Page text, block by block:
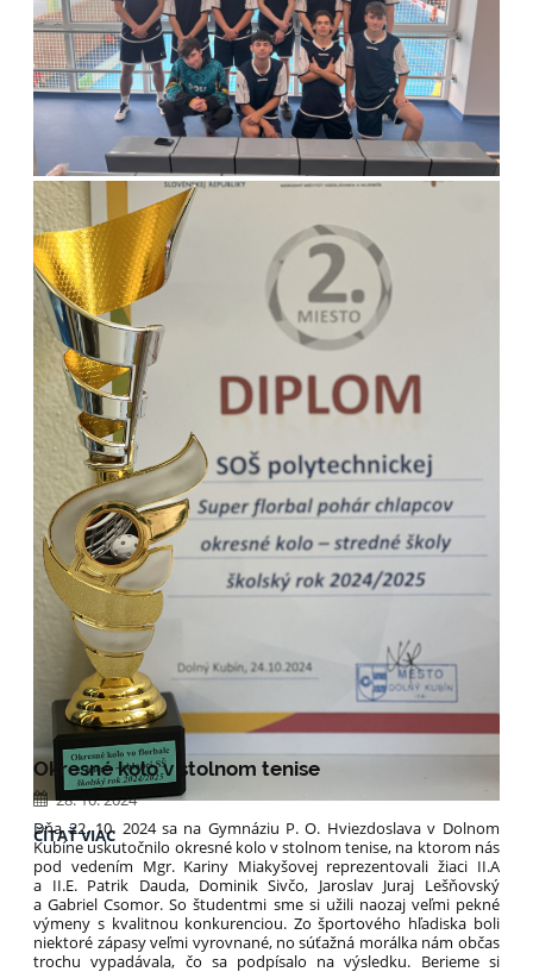
SUPER
FLORBAL
POHÁR
CHLAPCOV
STREDNÝCH
ŠKÔL
:
ČÍTAŤ VIAC
Okresné kolo v stolnom tenise
28. 10. 2024
Dňa 22. 10. 2024 sa na Gymnáziu P. O. Hviezdoslava v Dolnom
Kubíne uskutočnilo okresné kolo v stolnom tenise, na ktorom nás
pod vedením Mgr. Kariny Miakyšovej reprezentovali žiaci II.A
a II.E. Patrik Dauda, Dominik Sivčo, Jaroslav Juraj Lešňovský
a Gabriel Csomor. So študentmi sme si užili naozaj veľmi pekné
výmeny s kvalitnou konkurenciou. Zo športového hľadiska boli
niektoré zápasy veľmi vyrovnané, no súťažná morálka nám občas
trochu vypadávala, čo sa podpísalo na výsledku. Berieme si